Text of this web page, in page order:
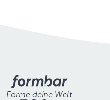
Forme deine Welt